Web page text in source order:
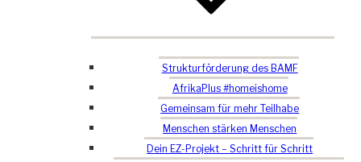
Strukturförderung des BAMF
AfrikaPlus #homeishome
Gemeinsam für mehr Teilhabe
Menschen stärken Menschen
Dein EZ-Projekt – Schritt für Schritt